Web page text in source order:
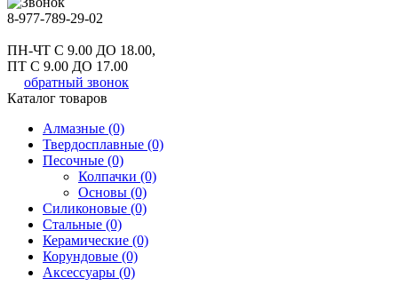
8-977-789-29-02
ПН-ЧТ С 9.00 ДО 18.00,
ПТ С 9.00 ДО 17.00
обратный звонок
Каталог товаров
Алмазные (0)
Твердосплавные (0)
Песочные (0)
Колпачки (0)
Основы (0)
Силиконовые (0)
Стальные (0)
Керамические (0)
Корундовые (0)
Аксессуары (0)